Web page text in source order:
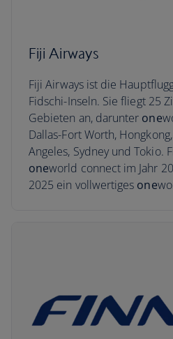
Fiji Airways
Fiji Airways ist die
Fidschi-Inseln. Sie fliegt 25
Gebieten an, darunter one
Dallas-Fort Worth,
Angeles, Sydney und Tokio.
oneworld connect im Jahr
2025 ein vollwertiges one